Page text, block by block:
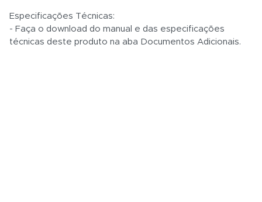
Especificações Técnicas:
- Faça o download do manual e das especificações
técnicas deste produto na aba Documentos Adicionais.